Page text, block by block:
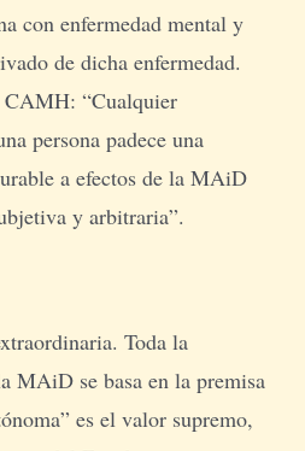
con enfermedad mental y
de dicha enfermedad.
CAMH: “Cualquier
persona padece una
a efectos de la MAiD
y arbitraria”.
Toda la
MAiD se basa en la premisa
es el valor supremo,